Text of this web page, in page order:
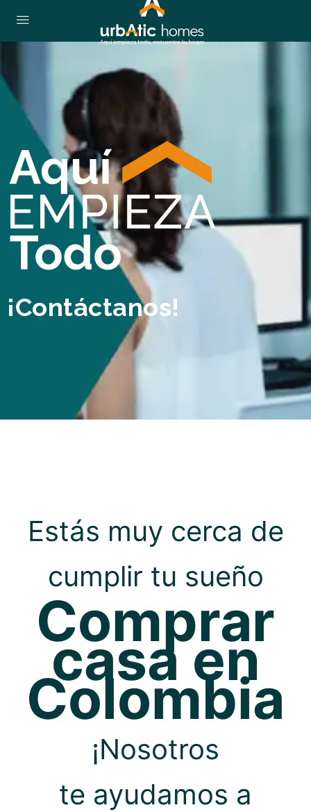
¡Contáctanos!
Estás muy cerca de
cumplir tu sueño
Comprar
casa en
Colombia
¡Nosotros
te ayudamos a